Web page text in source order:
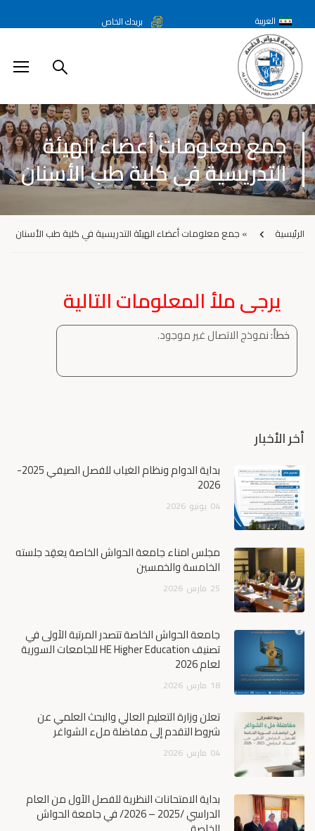
العربية بريدك الخاص
جمع معلومات أعضاء الهيئة
التدريسية في كلية طب الأسنان
الرئيسية » جمع معلومات أعضاء الهيئة التدريسية في كلية طب الأسنان
يرجى ملأ المعلومات التالية
خطأ:نموذج الاتصال غير موجود.
أخر الأخبار
بداية الدوام ونظام الغياب للفصل الصيفي 2025-
2026
04 يونيو 2026
مجلس أمناء جامعة الحواش الخاصة يعقِد جلسته
الخامسة والخمسين
25 مارس 2026
جامعة الحواش الخاصة تتصدر المرتبة الأولى في
تصنيف HE Higher Education للجامعات السورية
لعام 2026
18 مارس 2026
تعلن وزارة التعليم العالي والبحث العلمي عن
شروط التقدم إلى مفاضلة ملء الشواغر
04 مارس 2026
بداية الامتحانات النظرية للفصل الأول من العام
الدراسي /2025 – 2026/ في جامعة الحواش